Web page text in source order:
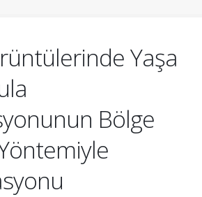
Yaşa
Bölge